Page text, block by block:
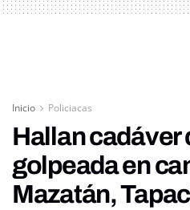
Inicio Policiacas
Hallan cadáver
golpeada en
Mazatán,